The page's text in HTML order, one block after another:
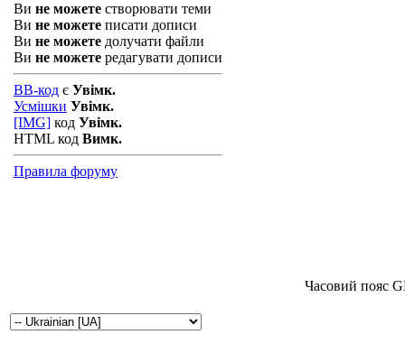
Ви не можете створювати теми
Ви не можете писати дописи
Ви не можете долучати файли
Ви не можете редагувати дописи
BB-код є Увімк.
Усмішки Увімк.
[IMG] код Увімк.
HTML код Вимк.
Правила форуму
Часовий пояс